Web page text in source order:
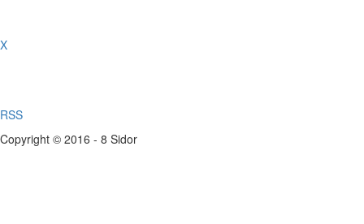
X
RSS
Copyright © 2016 - 8 Sidor